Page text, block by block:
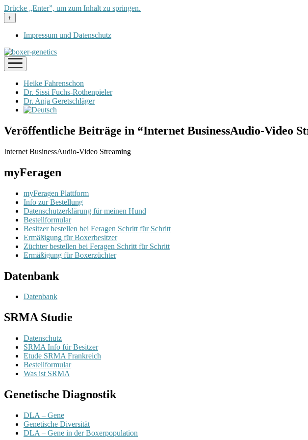
Drücke „Enter”, um zum Inhalt zu springen.
Menü
öffnen
+
Impressum und Datenschutz
Menü
öffnen
Heike Fahrenschon
Dr. Sissi Fuchs-Rothenpieler
Dr. Anja Geretschläger
Veröffentliche Beiträge in “Internet BusinessAudio-Video
Internet BusinessAudio-Video Streaming
myFeragen
myFeragen Plattform
Info zur Bestellung
Datenschutzerklärung für meinen Hund
Bestellformular
Besitzer bestellen bei Feragen Schritt für Schritt
Ermäßigung für Boxerbesitzer
Züchter bestellen bei Feragen Schritt für Schritt
Ermäßigung für Boxerzüchter
Datenbank
Datenbank
SRMA Studie
Datenschutz
SRMA Info für Besitzer
Etude SRMA Frankreich
Bestellformular
Was ist SRMA
Genetische Diagnostik
DLA – Gene
Genetische Diversität
DLA – Gene in der Boxerpopulation